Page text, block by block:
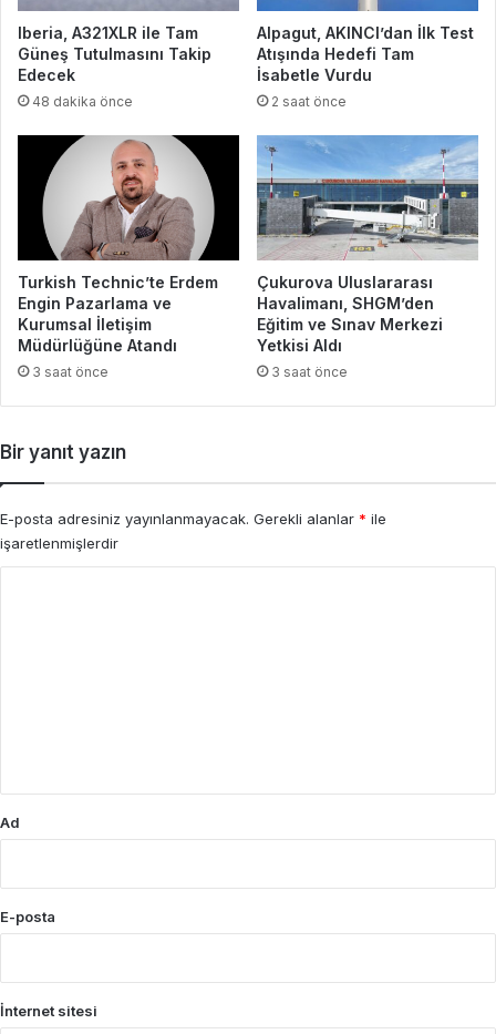
Iberia, A321XLR ile Tam
Güneş Tutulmasını Takip
Edecek
48 dakika önce
Alpagut, AKINCI’dan İlk Test
Atışında Hedefi Tam
İsabetle Vurdu
2 saat önce
Turkish Technic’te Erdem
Engin Pazarlama ve
Kurumsal İletişim
Müdürlüğüne Atandı
3 saat önce
Çukurova Uluslararası
Havalimanı, SHGM’den
Eğitim ve Sınav Merkezi
Yetkisi Aldı
3 saat önce
Bir yanıt yazın
E-posta adresiniz yayınlanmayacak. Gerekli alanlar * ile
işaretlenmişlerdir
Ad
E-posta
İnternet sitesi